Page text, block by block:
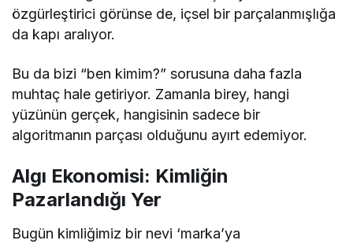
özgürleştirici görünse de, içsel bir parçalanmışlığa
da kapı aralıyor.
Bu da bizi “ben kimim?” sorusuna daha fazla
muhtaç hale getiriyor. Zamanla birey, hangi
yüzünün gerçek, hangisinin sadece bir
algoritmanın parçası olduğunu ayırt edemiyor.
Algı Ekonomisi: Kimliğin
Pazarlandığı Yer
Bugün kimliğimiz bir nevi ‘marka’ya